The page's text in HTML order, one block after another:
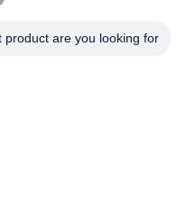
product are you looking for?